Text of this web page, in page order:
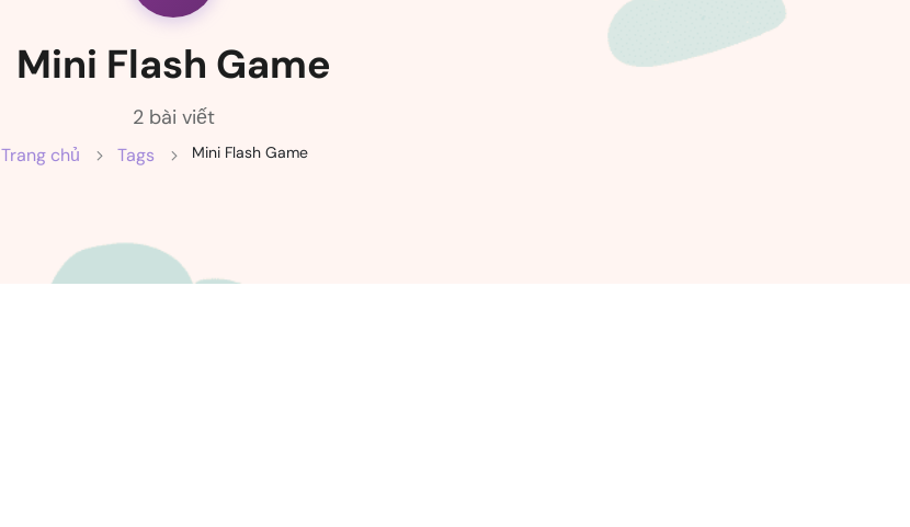
Mini Flash Game
2 bài viết
Trang chủ Tags Mini Flash Game